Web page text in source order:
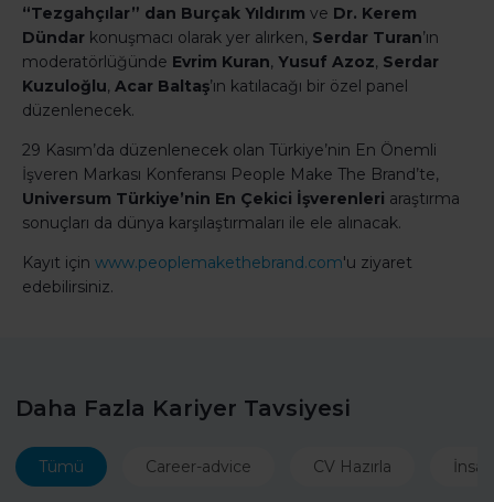
“Tezgahçılar” dan Burçak Yıldırım ve Dr. Kerem
Dündar konuşmacı olarak yer alırken, Serdar Turan’ın
moderatörlüğünde Evrim Kuran, Yusuf Azoz, Serdar
Kuzuloğlu, Acar Baltaş’ın katılacağı bir özel panel
düzenlenecek.
29 Kasım’da düzenlenecek olan Türkiye’nin En Önemli
İşveren Markası Konferansı People Make The Brand’te,
Universum Türkiye’nin En Çekici İşverenleri araştırma
sonuçları da dünya karşılaştırmaları ile ele alınacak.
Kayıt için www.peoplemakethebrand.com'u ziyaret
edebilirsiniz.
Daha Fazla Kariyer Tavsiyesi
Tümü Career-advice CV Hazırla